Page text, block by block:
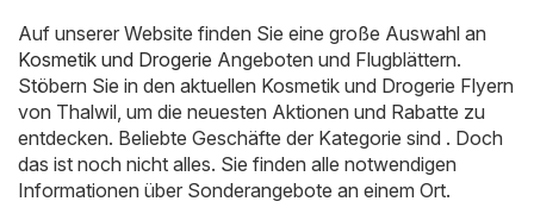
Auf unserer Website finden Sie eine große Auswahl an
Kosmetik und Drogerie Angeboten und Flugblättern.
Stöbern Sie in den aktuellen Kosmetik und Drogerie Flyern
von Thalwil, um die neuesten Aktionen und Rabatte zu
entdecken. Beliebte Geschäfte der Kategorie sind . Doch
das ist noch nicht alles. Sie finden alle notwendigen
Informationen über Sonderangebote an einem Ort.